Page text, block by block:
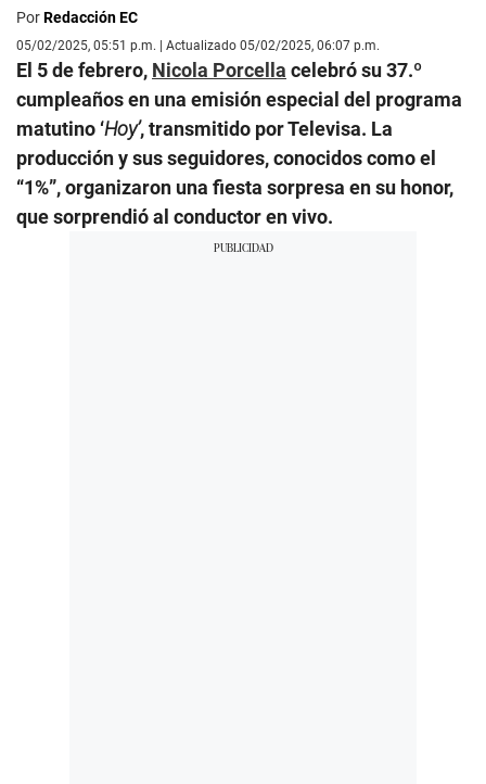
PorRedacción EC
05/02/2025, 05:51 p.m. | Actualizado 05/02/2025, 06:07 p.m.
El 5 de febrero, Nicola Porcella celebró su 37.º
cumpleaños en una emisión especial del programa
matutino ‘Hoy’, transmitido por Televisa. La
producción y sus seguidores, conocidos como el
“1%”, organizaron una fiesta sorpresa en su honor,
que sorprendió al conductor en vivo.